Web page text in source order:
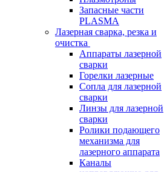
Запасные части
PLASMA
Лазерная сварка, резка и
очистка
Аппараты лазерной
сварки
Горелки лазерные
Сопла для лазерной
сварки
Линзы для лазерной
сварки
Ролики подающего
механизма для
лазерного аппарата
Каналы